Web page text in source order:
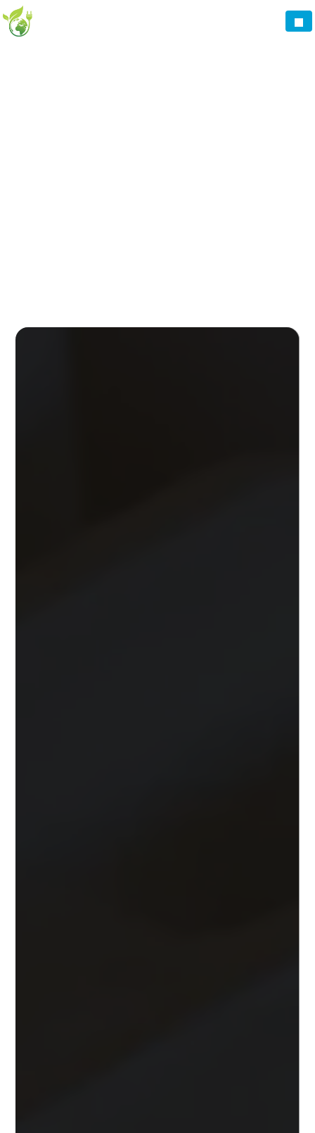
Panneau de gestion des cookies